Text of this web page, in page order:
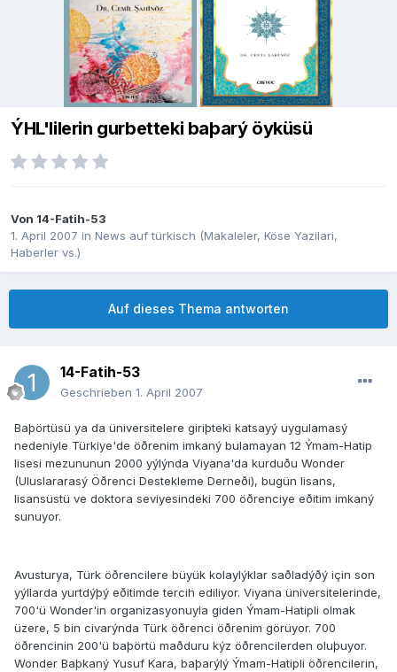
ÝHL'lilerin gurbetteki baþarý öyküsü
Von 14-Fatih-53
1. April 2007 in News auf türkisch (Makaleler, Köse Yazilari,
Haberler vs.)
Auf dieses Thema antworten
14-Fatih-53
Geschrieben 1. April 2007
Baþörtüsü ya da üniversitelere giriþteki katsayý uygulamasý
nedeniyle Türkiye'de öðrenim imkaný bulamayan 12 Ýmam-Hatip
lisesi mezununun 2000 yýlýnda Viyana'da kurduðu Wonder
(Uluslararasý Öðrenci Destekleme Derneði), bugün lisans,
lisansüstü ve doktora seviyesindeki 700 öðrenciye eðitim imkaný
sunuyor.
Avusturya, Türk öðrencilere büyük kolaylýklar saðladýðý için son
yýllarda yurtdýþý eðitimde tercih ediliyor. Viyana üniversitelerinde,
700'ü Wonder'in organizasyonuyla giden Ýmam-Hatipli olmak
üzere, 5 bin civarýnda Türk öðrenci öðrenim görüyor. 700
öðrencinin 200'ü baþörtü maðduru kýz öðrencilerden oluþuyor.
Wonder Baþkaný Yusuf Kara, baþarýlý Ýmam-Hatipli öðrencilerin,